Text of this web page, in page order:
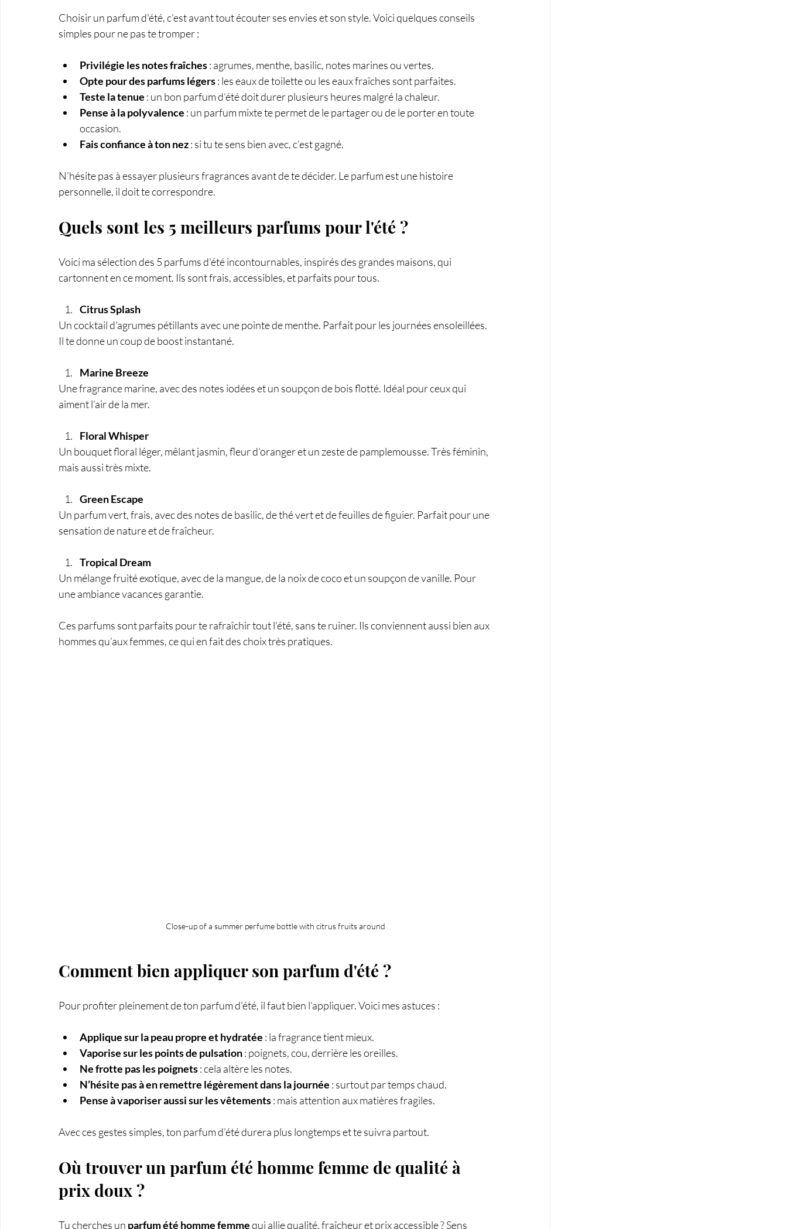
Choisir un parfum d'été, c’est avant tout écouter ses envies et son style. Voici quelques conseils
simples pour ne pas te tromper :
Privilégie les notes fraîches : agrumes, menthe, basilic, notes marines ou vertes.
Opte pour des parfums légers : les eaux de toilette ou les eaux fraîches sont parfaites.
Teste la tenue : un bon parfum d’été doit durer plusieurs heures malgré la chaleur.
Pense à la polyvalence : un parfum mixte te permet de le partager ou de le porter en toute
occasion.
Fais confiance à ton nez : si tu te sens bien avec, c’est gagné.
N’hésite pas à essayer plusieurs fragrances avant de te décider. Le parfum est une histoire
personnelle, il doit te correspondre.
Quels sont les 5 meilleurs parfums pour l'été ?
Voici ma sélection des 5 parfums d'été incontournables, inspirés des grandes maisons, qui
cartonnent en ce moment. Ils sont frais, accessibles, et parfaits pour tous.
Citrus Splash
Un cocktail d’agrumes pétillants avec une pointe de menthe. Parfait pour les journées ensoleillées.
Il te donne un coup de boost instantané.
Marine Breeze
Une fragrance marine, avec des notes iodées et un soupçon de bois flotté. Idéal pour ceux qui
aiment l’air de la mer.
Floral Whisper
Un bouquet floral léger, mêlant jasmin, fleur d’oranger et un zeste de pamplemousse. Très féminin,
mais aussi très mixte.
Green Escape
Un parfum vert, frais, avec des notes de basilic, de thé vert et de feuilles de figuier. Parfait pour une
sensation de nature et de fraîcheur.
Tropical Dream
Un mélange fruité exotique, avec de la mangue, de la noix de coco et un soupçon de vanille. Pour
une ambiance vacances garantie.
Ces parfums sont parfaits pour te rafraîchir tout l’été, sans te ruiner. Ils conviennent aussi bien aux
hommes qu’aux femmes, ce qui en fait des choix très pratiques.
Close-up of a summer perfume bottle with citrus fruits around
Comment bien appliquer son parfum d'été ?
Pour profiter pleinement de ton parfum d’été, il faut bien l’appliquer. Voici mes astuces :
Applique sur la peau propre et hydratée : la fragrance tient mieux.
Vaporise sur les points de pulsation : poignets, cou, derrière les oreilles.
Ne frotte pas les poignets : cela altère les notes.
N’hésite pas à en remettre légèrement dans la journée : surtout par temps chaud.
Pense à vaporiser aussi sur les vêtements : mais attention aux matières fragiles.
Avec ces gestes simples, ton parfum d’été durera plus longtemps et te suivra partout.
Où trouver un parfum été homme femme de qualité à
prix doux ?
Tu cherches un parfum été homme femme qui allie qualité, fraîcheur et prix accessible ? Sens